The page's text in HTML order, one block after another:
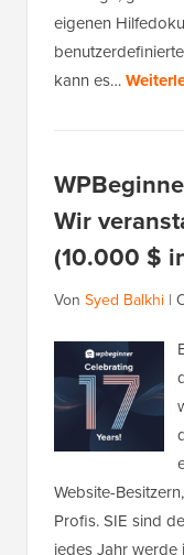
eigenen
kann es…
Wir
(10.000 $
Von Syed Balkhi |
Website-
Profis. SIE sind
jedes Jahr werde